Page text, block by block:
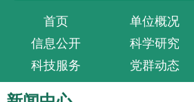
首页 单位概况
信息公开
科学研究
科技服务
党群动态